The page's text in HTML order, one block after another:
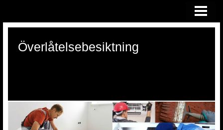
KONSULTATION VID RÄTTSTVIST
Överlåtelsebesiktning